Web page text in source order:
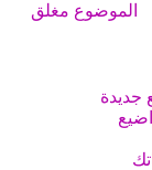
الموضوع مغلق
جديدة